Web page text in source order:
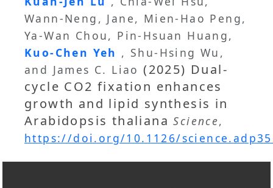
Wann-Neng, Jane, Mien-Hao Peng,
Ya-Wan Chou, Pin-Hsuan Huang,
Kuo-Chen Yeh , Shu-Hsing Wu,
and James C. Liao (2025) Dual-
cycle CO2 fixation enhances
growth and lipid synthesis in
Arabidopsis thalianaScience,
https://doi.org/10.1126/